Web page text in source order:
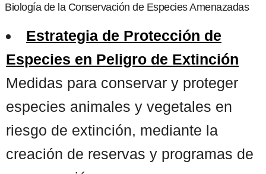
Biología de la Conservación de Especies Amenazadas
Estrategia de Protección de
Especies en Peligro de Extinción
Medidas para conservar y proteger
especies animales y vegetales en
riesgo de extinción, mediante la
creación de reservas y programas de